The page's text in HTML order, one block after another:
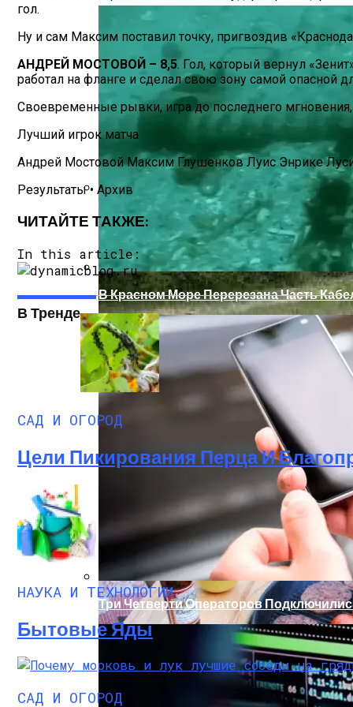
Как Купить Сотовый Поликарбонат В
Палатка На Троих – Ваш Мобильный Дом
В Красном Море Перерезана Часть
Три Четверти Операторов
гол.
Ну и сам Максим поставил точку, пригвоздив
АНДРЕЙ МОСТОВОЙ – 8,5. Гол, который вернул
работал на фланге и сделал свою зону самой опасной
Своевременные рывки, игра до последнего мгновения,
Лучший игрок матча
Андрей Мостовой Максим Глушенков Луис Энрике
Результаты • Архив
ЧИТАЙТЕ ТАКЖЕ:
In this article:
В Тренде
САД И ОГОРОД
Цели Пикирования Перца И
НАУКА И ТЕХНОЛОГИИ
Бытовые Яды
САД И ОГОРОД